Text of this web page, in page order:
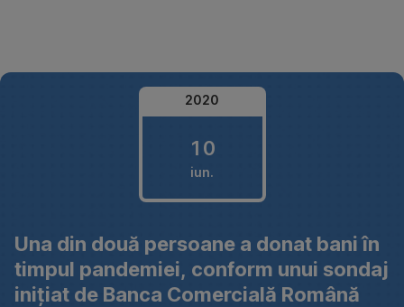
2020
10
iun.
10
iunie
2020
Una din două persoane a donat bani în
timpul pandemiei, conform unui sondaj
inițiat de Banca Comercială Română